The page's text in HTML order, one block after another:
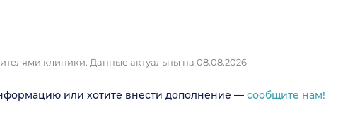
клиники. Данные актуальны на 08.08.2026
или хотите внести дополнение — сообщите нам!